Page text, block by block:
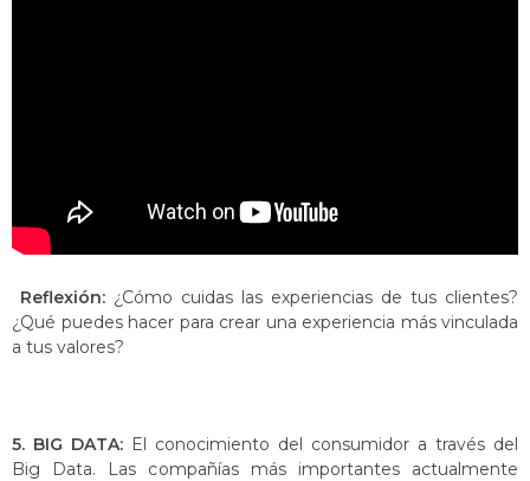
Reflexión: ¿Cómo cuidas las experiencias de tus clientes?
¿Qué puedes hacer para crear una experiencia más vinculada
a tus valores?
5. BIG DATA: El conocimiento del consumidor a través del
Big Data. Las compañías más importantes actualmente